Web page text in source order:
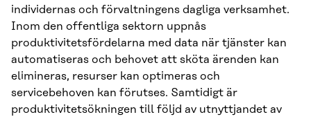
individernas och förvaltningens dagliga verksamhet.
Inom den offentliga sektorn uppnås
produktivitetsfördelarna med data när tjänster kan
automatiseras och behovet att sköta ärenden kan
elimineras, resurser kan optimeras och
servicebehoven kan förutses. Samtidigt är
produktivitetsökningen till följd av utnyttjandet av